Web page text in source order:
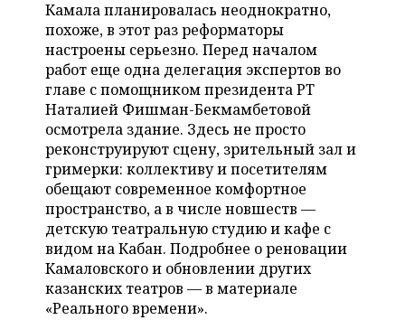
ВОДНЫЕ ВИДЫ СПОРТА
ХОККЕЙ С МЯЧОМ
ОБРАЗОВАНИЕ
ПРОИСШЕСТВИЯ
Камала планировалась неоднократно,
похоже, в этот раз реформаторы
настроены серьезно. Перед началом
работ еще одна делегация экспертов во
главе с помощником президента РТ
Наталией Фишман-Бекмамбетовой
осмотрела здание. Здесь не просто
реконструируют сцену, зрительный зал и
гримерки: коллективу и посетителям
обещают современное комфортное
пространство, а в числе новшеств —
детскую театральную студию и кафе с
видом на Кабан. Подробнее о реновации
Камаловского и обновлении других
казанских театров — в материале
«Реального времени».